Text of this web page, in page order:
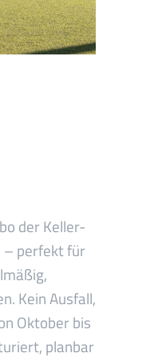
der Keller-
– perfekt für
Kein Ausfall,
Oktober bis
planbar